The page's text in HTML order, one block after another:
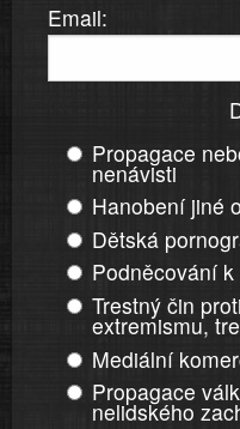
Email:
Propagace
nenávisti
Hanobení jiné
Dětská
Podněcování
Trestný čin
extremismu,
Mediální
Propagace
nelidského